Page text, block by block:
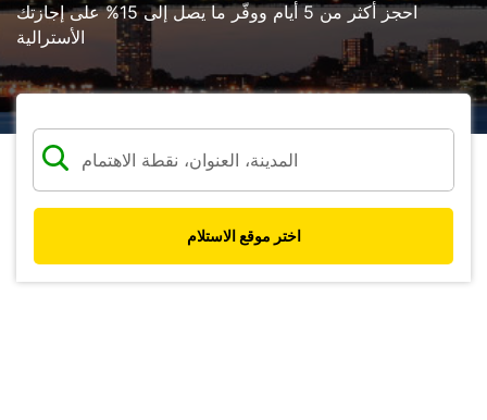
احجز أكثر من 5 أيام ووفّر ما يصل إلى 15% على إجازتك
الأسترالية
اختر موقع الاستلام